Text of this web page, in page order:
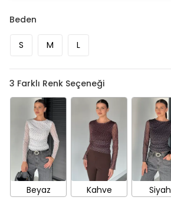
Beden
S M L
3 Farklı Renk Seçeneği
Beyaz Kahve Siyah